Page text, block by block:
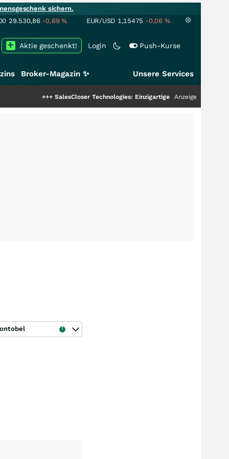
sichern.
29.530,86 -0,69% EUR/USD 1,15475 -0,06 %
Login Push-Kurse
Aktie geschenkt!
Broker-Magazin ✨ Unsere Services
SalesCloser Technologies: Einzigartige Leistung zieht die Top-Dogs an!
Anzeige